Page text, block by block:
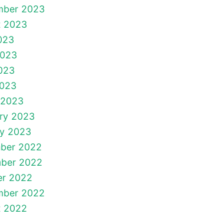
2023
2023
2023
2023
2022
2022
2022
2022
2022